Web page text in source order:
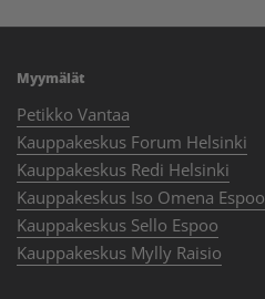
Myymälät
Petikko Vantaa
Kauppakeskus Forum Helsinki
Kauppakeskus Redi Helsinki
Kauppakeskus Iso Omena Espoo
Kauppakeskus Sello Espoo
Kauppakeskus Mylly Raisio